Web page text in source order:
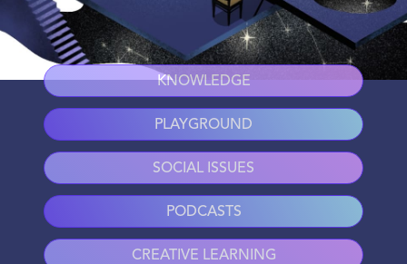
KNOWLEDGE
PLAYGROUND
SOCIAL ISSUES
PODCASTS
CREATIVE LEARNING